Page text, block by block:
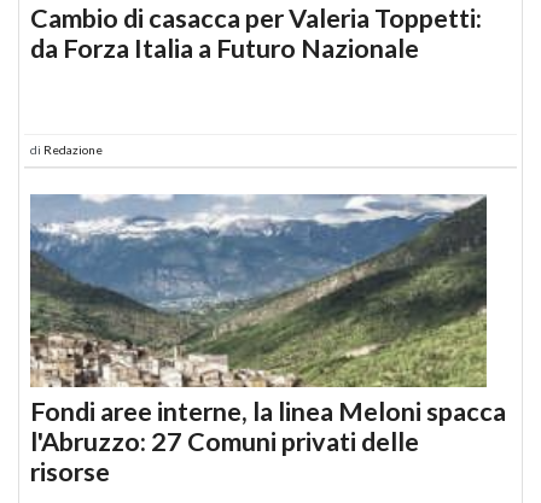
Cambio di casacca per Valeria Toppetti:
da Forza Italia a Futuro Nazionale
di Redazione
Fondi aree interne, la linea Meloni spacca
l'Abruzzo: 27 Comuni privati delle
risorse